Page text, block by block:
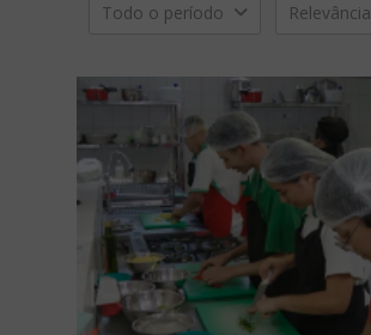
Todo o período Relevância